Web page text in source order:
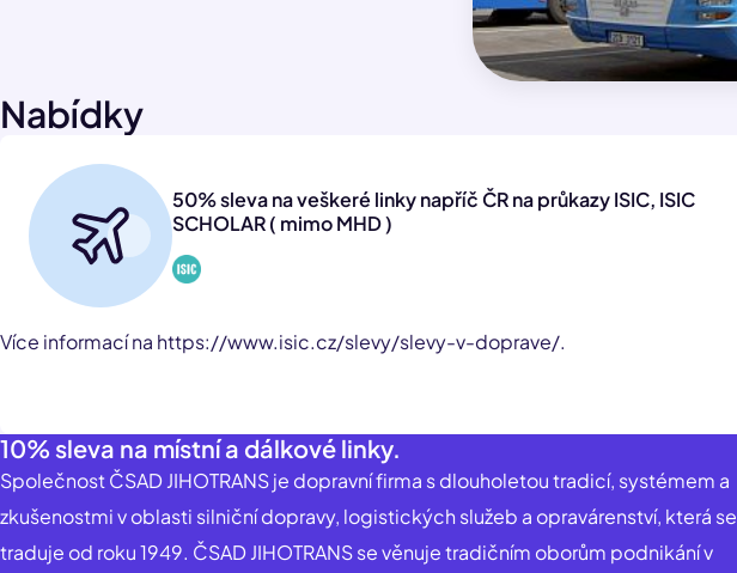
Nabídky
50% sleva na veškeré linky napříč ČR na průkazy ISIC, ISIC
SCHOLAR ( mimo MHD )
Více informací na https://www.isic.cz/slevy/slevy-v-doprave/.
10% sleva na místní a dálkové linky.
Společnost ČSAD JIHOTRANS je dopravní firma s dlouholetou tradicí, systémem a
zkušenostmi v oblasti silniční dopravy, logistických služeb a opravárenství, která se
traduje od roku 1949. ČSAD JIHOTRANS se věnuje tradičním oborům podnikání v